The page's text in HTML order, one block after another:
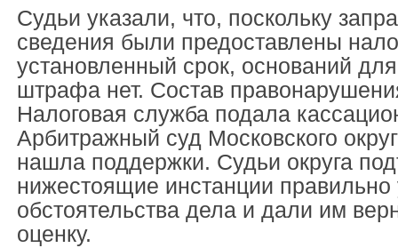
Судьи указали, что, поскольку
сведения были предоставлены
установленный срок, оснований
штрафа нет. Состав
Налоговая служба подала
Арбитражный суд Московского
нашла поддержки. Судьи округа
нижестоящие инстанции правильно
обстоятельства дела и дали им
оценку.